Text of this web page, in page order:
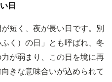
日
短く、夜が長い日です。別
く）の日」とも呼ばれ、冬
が弱まり、この日を境に再
きな意味合いが込められて